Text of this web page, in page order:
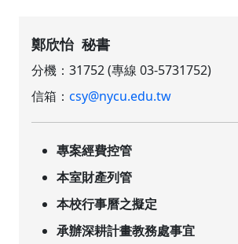
鄭欣怡 秘書
分機：31752 (專線 03-5731752)
信箱：csy@nycu.edu.tw
專案經費控管
本室財產列管
本校行事曆之擬定
承辦深耕計畫教務處事宜